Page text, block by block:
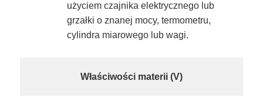
użyciem czajnika elektrycznego lub
grzałki o znanej mocy, termometru,
cylindra miarowego lub wagi.
Właściwości materii (V)